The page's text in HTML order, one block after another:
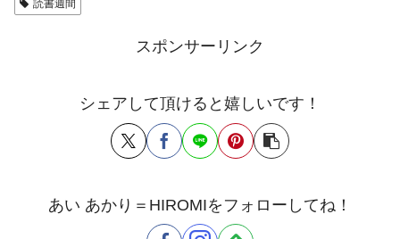
読書週間
スポンサーリンク
シェアして頂けると嬉しいです！
あい あかり＝HIROMIをフォローしてね！